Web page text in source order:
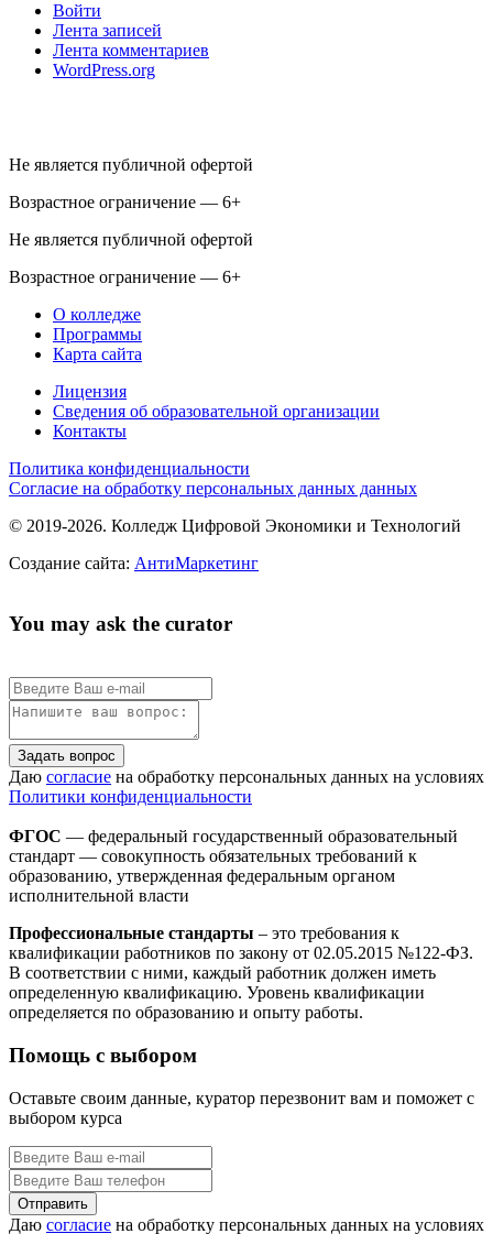
Войти
Лента записей
Лента комментариев
WordPress.org
Не является публичной офертой
Возрастное ограничение — 6+
Не является публичной офертой
Возрастное ограничение — 6+
О колледже
Программы
Карта сайта
Лицензия
Сведения об образовательной организации
Контакты
Политика конфиденциальности
Согласие на обработку персональных данных данных
© 2019-2026. Колледж Цифровой Экономики и Технологий
Создание сайта: АнтиМаркетинг
You may ask the curator
Задать вопрос
Даю согласие на обработку персональных данных на условиях
Политики конфиденциальности
ФГОС — федеральный государственный образовательный
стандарт — совокупность обязательных требований к
образованию, утвержденная федеральным органом
исполнительной власти
Профессиональные стандарты – это требования к
квалификации работников по закону от 02.05.2015 №122-ФЗ.
В соответствии с ними, каждый работник должен иметь
определенную квалификацию. Уровень квалификации
определяется по образованию и опыту работы.
Помощь с выбором
Оставьте своим данные, куратор перезвонит вам и поможет с
выбором курса
Даю согласие на обработку персональных данных на условиях